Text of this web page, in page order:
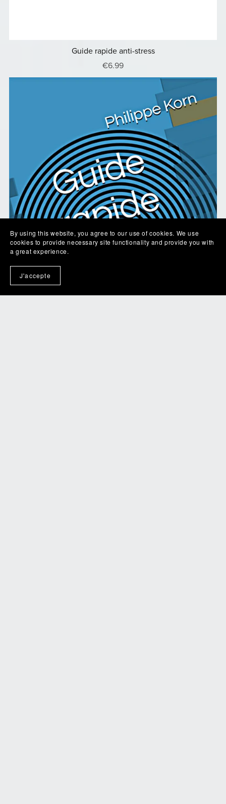
Guide rapide anti-stress
€6.99
By using this website, you agree to our use of cookies. We use
cookies to provide necessary site functionality and provide you with
a great experience.
J'accepte